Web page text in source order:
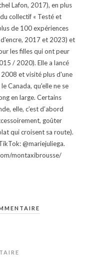
Lafon, 2017), en plus
collectif « Testé et
de 100 expériences
2017 et 2023) et
les filles qui ont peur
/ 2020). Elle a lancé
et visité plus d'une
Canada, qu'elle ne se
en large. Certains
elle, c’est d’abord
goûter
qui croisent sa route).
@mariejuliega.
montaxibrousse/